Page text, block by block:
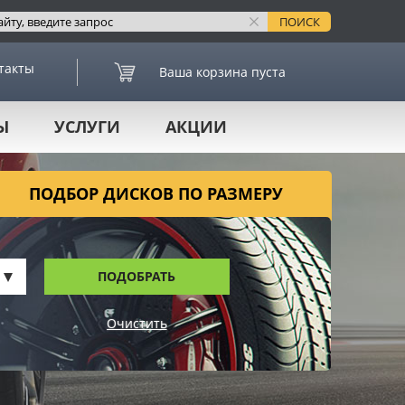
Ваша корзина пуста
УСЛУГИ АКЦИИ
ПОДБОР ДИСКОВ ПО РАЗМЕРУ
ПОДОБРАТЬ